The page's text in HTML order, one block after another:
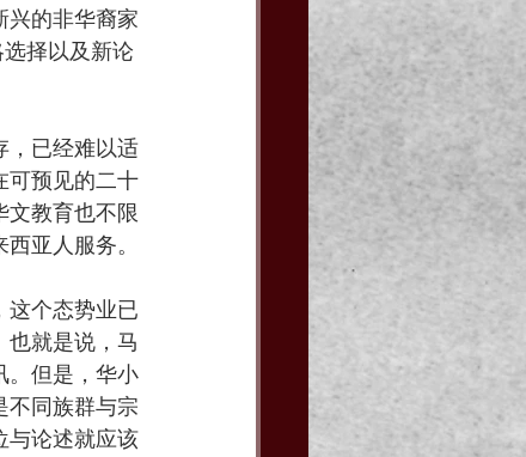
兴的非华裔家
择以及新论
，已经难以适
可预见的二十
文教育也不限
亚人服务。
这个态势业已
也就是说，马
。但是，华小
不同族群与宗
与论述就应该